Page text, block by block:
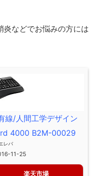
炎などでお悩みの方には
線/人間工学デザイン
4000 B2M-00029
レバ
11-25
楽天市場